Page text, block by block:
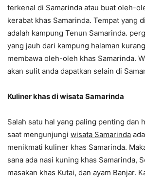
terkenal di Samarinda atau buat oleh-
kerabat khas Samarinda. Tempat yang
adalah kampung Tenun Samarinda.
yang jauh dari kampung halaman
membawa oleh-oleh khas Samarinda.
akan sulit anda dapatkan selain di
Kuliner khas di wisata Samarinda
Salah satu hal yang paling penting dan
saat mengunjungi wisata Samarinda
menikmati kuliner khas Samarinda.
sana ada nasi kuning khas Samarinda,
masakan khas Kutai, dan ayam Banjar.